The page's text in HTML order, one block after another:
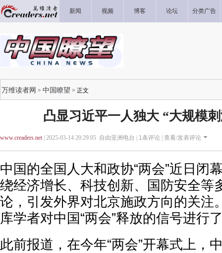
新闻 视频 博客 论坛 分类广告
万维读者网 > 中国瞭望 > 正文
凸显习近平一人独大 “大规模
www.creaders.net| 2025-03-14 20:29:05 自由亚洲电台 | 1条评论 | 查看/发表评论
中国的全国人大和政协“两会”近日闭
绕经济增长、科技创新、国防安全等
论，引发外界对北京施政方向的关注
库学者对中国“两会”释放的信号进行
此前报道，在今年“两会”开幕式上，